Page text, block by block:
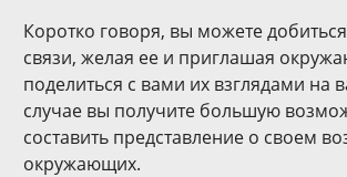
Коротко говоря, вы можете
связи, желая ее и приглашая
поделиться с вами их взглядами на
случае вы получите большую
составить представление о своем
окружающих.